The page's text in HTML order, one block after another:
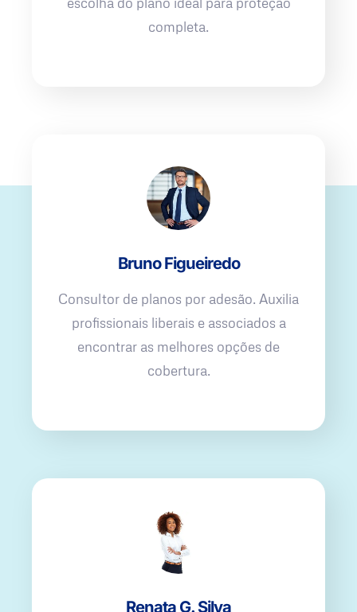
completa.
Bruno Figueiredo
Consultor de planos por adesão. Auxilia
profissionais liberais e associados a
encontrar as melhores opções de
cobertura.
Renata G. Silva